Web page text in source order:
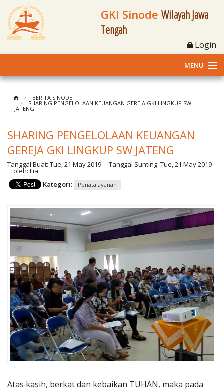
GKI Sinode Wilayah Jawa
Tengah
Login
MENU
Profil
Klasis dan Jemaat
Berita Kegiatan
Fasilitas
Materi
Penerbitan
BERITA SINODE
SHARING PENGELOLAAN KEUANGAN GEREJA GKI LINGKUP SW
JATENG
SHARING PENGELOLAAN KEUANGAN
GEREJA GKI LINGKUP SW JATENG
Tanggal Buat: Tue, 21 May 2019 Tanggal Sunting: Tue, 21 May 2019
oleh: Lia
Kategori:
Penatalayanan
Atas kasih, berkat dan kebaikan TUHAN, maka pada